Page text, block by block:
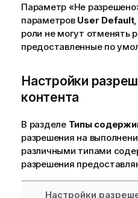
Параметр «Не
параметров User Default
роли не могут отменять
предоставленные по
Настройки
контента
В разделе Типы
разрешения на
различными типами
разрешения
Настройки